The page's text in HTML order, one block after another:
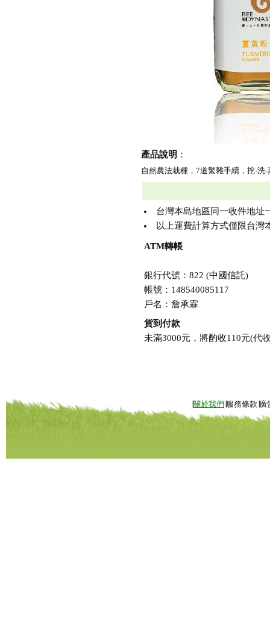
產品說明 ：
自然農法栽種，7道繁雜手續，挖-洗
台灣本島地區同一收件地址
以上運費計算方式僅限台灣
ATM轉帳
銀行代號：822 (中國信託)
帳號：148540085117
戶名：詹承霖
貨到付款
未滿3000元，將酌收110元(代
關於我們 ∣服務條款∣廣